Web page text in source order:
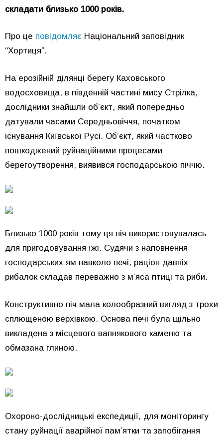
складати близько 1000 років.
Про це повідомляє Національний заповідник
“Хортиця”.
На ерозійній ділянці берегу Каховського
водосховища, в південній частині мису Стрілка,
дослідники знайшли об’єкт, який попередньо
датували часами Середньовіччя, початком
існування Київської Русі. Об’єкт, який частково
пошкоджений руйнаційними процесами
берегоутворення, виявився господарською піччю.
Близько 1000 років тому ця піч використовувалась
для пригодовування їжі. Судячи з наповнення
господарських ям навколо печі, раціон давніх
рибалок складав переважно з м’яса птиці та риби.
Конструктивно піч мала колообразний вигляд з трохи
сплющеною верхівкою. Основа печі була щільно
викладена з місцевого вапнякового каменю та
обмазана глиною.
Охороно-дослідницькі експедиції, для моніторингу
стану руйнації аварійної пам’ятки та запобігання